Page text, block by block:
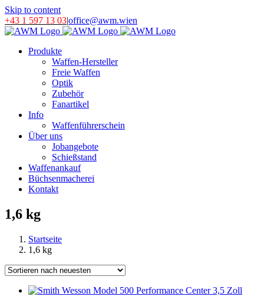
Skip to content
+43 1 597 13 03|office@awm.wien
Produkte
Waffen-Hersteller
Freie Waffen
Optik
Zubehör
Fanartikel
Info
Waffenführerschein
Über uns
Jobangebote
Schießstand
Waffenankauf
Büchsenmacherei
Kontakt
1,6 kg
Startseite
1,6 kg